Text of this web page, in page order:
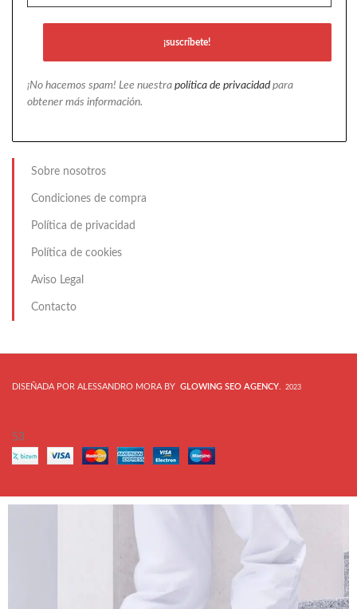
¡No hacemos spam! Lee nuestra política de privacidad para
obtener más información.
Sobre nosotros
Condiciones de compra
Política de privacidad
Política de cookies
Aviso Legal
Contacto
DISEÑADA POR ALESSANDRO MORA BY GLOWING SEO AGENCY. 2023
53